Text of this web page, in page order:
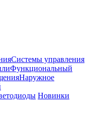
Системы управления
Функциональный
Наружное
Новинки